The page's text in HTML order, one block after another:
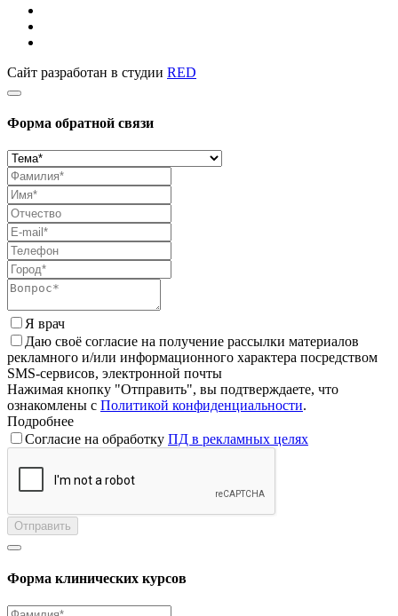
Сайт разработан в студии RED
Форма обратной связи
Я врач
Даю своё согласие на получение рассылки материалов
рекламного и/или информационного характера посредством
SMS-сервисов, электронной почты
Нажимая кнопку "Отправить", вы подтверждаете, что
ознакомлены с Политикой конфиденциальности.
Подробнее
Согласие на обработку ПД в рекламных целях
Отправить
Форма клинических курсов